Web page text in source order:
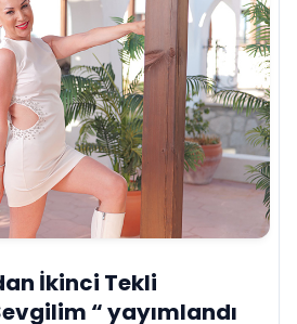
İkinci Tekli
“ yayımlandı